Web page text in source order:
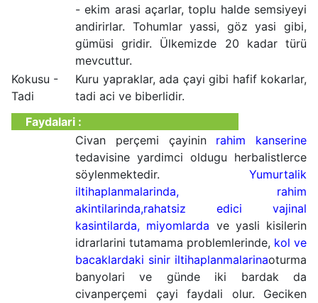
- ekim arasi açarlar, toplu halde semsiyeyi
andirirlar. Tohumlar yassi, göz yasi gibi,
gümüsi gridir. Ülkemizde 20 kadar türü
mevcuttur.
Kokusu -
Tadi
Kuru yapraklar, ada çayi gibi hafif kokarlar,
tadi aci ve biberlidir.
Faydalari :
Civan perçemi çayinin rahim kanserine
tedavisine yardimci oldugu herbalistlerce
söylenmektedir. Yumurtalik
iltihaplanmalarinda, rahim
akintilarinda,rahatsiz edici vajinal
kasintilarda, miyomlarda ve yasli kisilerin
idrarlarini tutamama problemlerinde, kol ve
bacaklardaki sinir iltihaplanmalarinaoturma
banyolari ve günde iki bardak da
civanperçemi çayi faydali olur. Geciken